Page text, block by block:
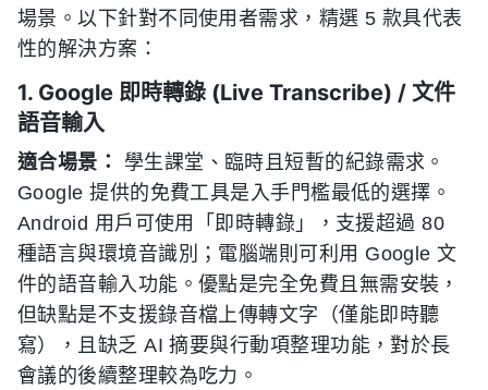
場景。以下針對不同使用者需求，精選 5 款具代表
性的解決方案：
1. Google 即時轉錄 (Live Transcribe) / 文件
語音輸入
適合場景：
學生課堂、臨時且短暫的紀錄需求。
Google 提供的免費工具是入手門檻最低的選擇。
Android 用戶可使用「即時轉錄」，支援超過 80
種語言與環境音識別；電腦端則可利用 Google 文
件的語音輸入功能。優點是完全免費且無需安裝，
但缺點是不支援錄音檔上傳轉文字（僅能即時聽
寫），且缺乏 AI 摘要與行動項整理功能，對於長
會議的後續整理較為吃力。